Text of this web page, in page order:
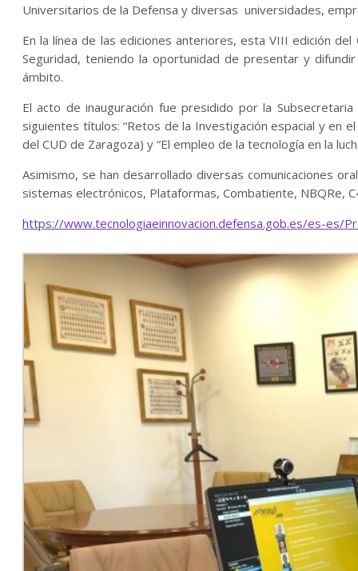
Universitarios de la Defensa y diversas universidades,
En la línea de las ediciones anteriores, esta VIII edición
Seguridad, teniendo la oportunidad de presentar y
ámbito.
El acto de inauguración fue presidido por la
siguientes títulos: “Retos de la Investigación espacial y en
del CUD de Zaragoza) y “El empleo de la tecnología en la
Asimismo, se han desarrollado diversas comunicaciones
sistemas electrónicos, Plataformas, Combatiente, NBQRe,
https://www.tecnologiaeinnovacion.defensa.gob.es/es-es/